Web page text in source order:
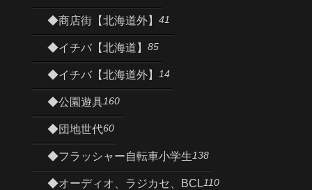
◆商店街【北海道外】 41
◆イチバ【北海道】 85
◆イチバ【北海道外】 14
◆公園遊具160
◆団地世代60
◆フラッシャー自転車小学生138
◆オーディオ、ラジカセ、BCL110